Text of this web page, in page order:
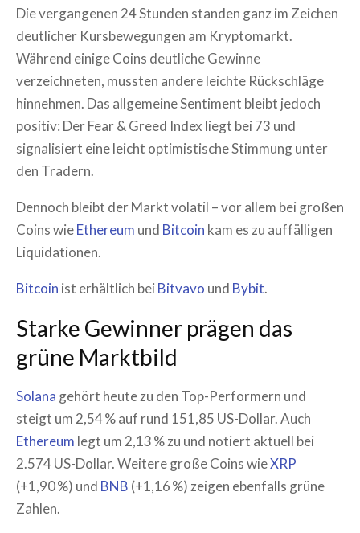
Die vergangenen 24 Stunden standen ganz im Zeichen
deutlicher Kursbewegungen am Kryptomarkt.
Während einige Coins deutliche Gewinne
verzeichneten, mussten andere leichte Rückschläge
hinnehmen. Das allgemeine Sentiment bleibt jedoch
positiv: Der Fear & Greed Index liegt bei 73 und
signalisiert eine leicht optimistische Stimmung unter
den Tradern.
Dennoch bleibt der Markt volatil – vor allem bei großen
Coins wieEthereum und Bitcoin kam es zu auffälligen
Liquidationen.
Bitcoin ist erhältlich bei Bitvavo und Bybit.
Starke Gewinner prägen das
grüne Marktbild
Solana gehört heute zu den Top-Performern und
steigt um 2,54 % auf rund 151,85 US-Dollar. Auch
Ethereum legt um 2,13 % zu und notiert aktuell bei
2.574 US-Dollar. Weitere große Coins wieXRP
(+1,90 %) und BNB (+1,16 %) zeigen ebenfalls grüne
Zahlen.